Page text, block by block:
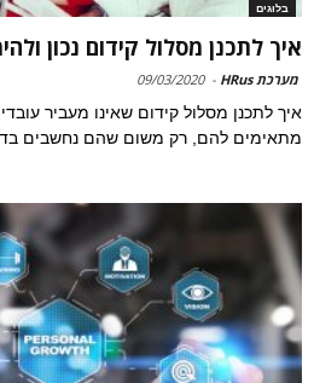
בלוגים
איך לתכנן מסלול קידום נכון
מערכת HRus -
09/03/2020
איך לתכנן מסלול קידום שאינו מעביר
מתאימים להם, רק משום שהם נחשבים